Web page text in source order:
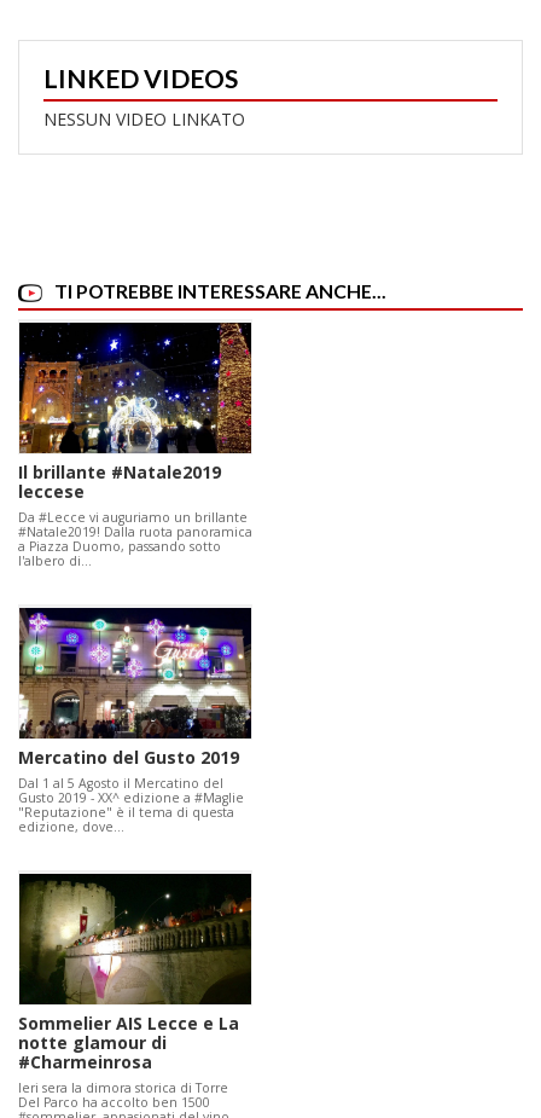
LINKED VIDEOS
NESSUN VIDEO LINKATO
TI POTREBBE INTERESSARE ANCHE...
Il brillante #Natale2019
leccese
Da #Lecce vi auguriamo un brillante
#Natale2019! Dalla ruota panoramica
a Piazza Duomo, passando sotto
l'albero di…
Mercatino del Gusto 2019
Dal 1 al 5 Agosto il Mercatino del
Gusto 2019 - XX^ edizione a #Maglie
"Reputazione" è il tema di questa
edizione, dove…
Sommelier AIS Lecce e La
notte glamour di
#Charmeinrosa
Ieri sera la dimora storica di Torre
Del Parco ha accolto ben 1500